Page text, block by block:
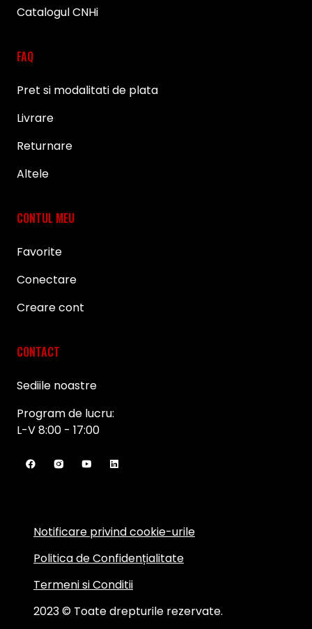
Catalogul CNHi
FAQ
Pret si modalitati de plata
Livrare
Returnare
Altele
CONTUL MEU
Favorite
Conectare
Creare cont
CONTACT
Sediile noastre
Program de lucru:
L-V 8:00 - 17:00
2023 © Toate drepturile rezervate.
Notificare privind cookie-urile
Politica de Confidențialitate
Termeni si Conditii